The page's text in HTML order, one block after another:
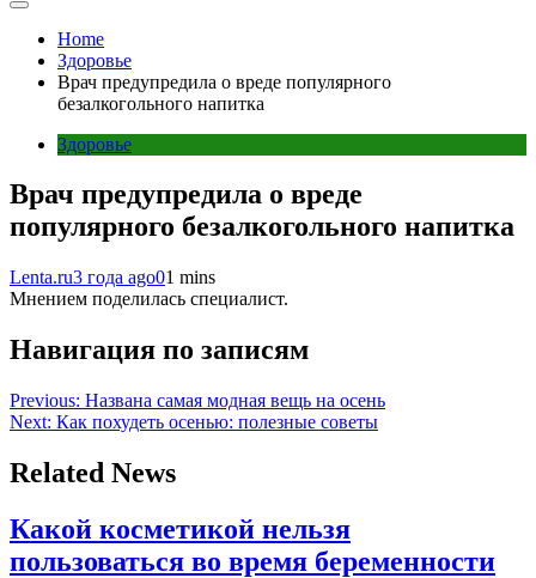
Home
Здоровье
Врач предупредила о вреде популярного
безалкогольного напитка
Здоровье
Врач предупредила о вреде
популярного безалкогольного напитка
Lenta.ru3 года ago01 mins
Мнением поделилась специалист.
Навигация по записям
Previous: Названа самая модная вещь на осень
Next: Как похудеть осенью: полезные советы
Related News
Какой косметикой нельзя
пользоваться во время беременности